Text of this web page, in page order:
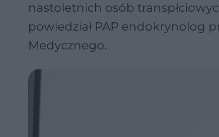
nastoletnich osób
powiedział PAP endokrynolog
Medycznego.